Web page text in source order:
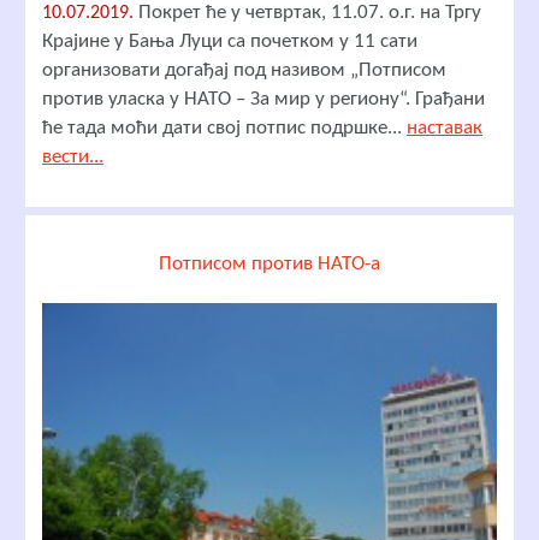
10.07.2019. Покрет ће у четвртак, 11.07. о.г. на Тргу
Крајине у Бања Луци са почетком у 11 сати
организовати догађај под називом „Потписом
против уласка у НАТО – За мир у региону“. Грађани
ће тада моћи дати свој потпис подршке... наставак
вести...
Потписом против НАТО-а